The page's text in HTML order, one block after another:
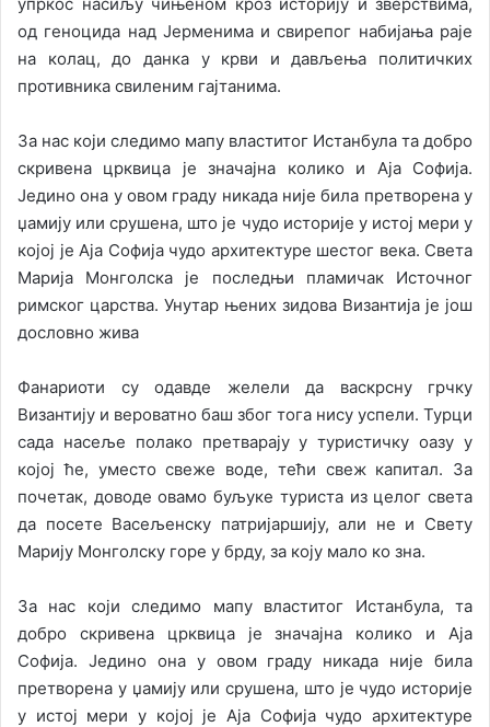
од геноцида над Јерменима и свирепог набијања раје
на колац, до данка у крви и дављења политичких
противника свиленим гајтанима.
За нас који следимо мапу властитог Истанбула та добро
скривена црквица је значајна колико и Аја Софија.
Једино она у овом граду никада није била претворена у
џамију или срушена, што је чудо историје у истој мери у
којој је Аја Софија чудо архитектуре шестог века. Света
Марија Монголска је последњи пламичак Источног
римског царства. Унутар њених зидова Византија је још
дословно жива
Фанариоти су одавде желели да васкрсну грчку
Византију и вероватно баш због тога нису успели. Турци
сада насеље полако претварају у туристичку оазу у
којој ће, уместо свеже воде, тећи свеж капитал. За
почетак, доводе овамо буљуке туриста из целог света
да посете Васељенску патријаршију, али не и Свету
Марију Монголску горе у брду, за коју мало ко зна.
За нас који следимо мапу властитог Истанбула, та
добро скривена црквица је значајна колико и Аја
Софија. Једино она у овом граду никада није била
претворена у џамију или срушена, што је чудо историје
у истој мери у којој је Аја Софија чудо архитектуре